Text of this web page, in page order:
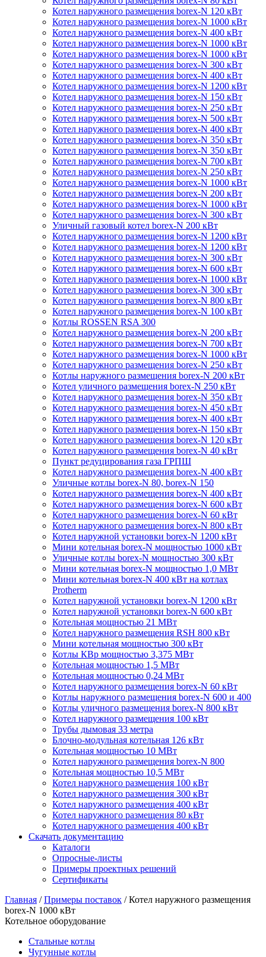
Котел наружного размещения borex-N 120 кВт
Котел наружного размещения borex-N 1000 кВт
Котел наружного размещения borex-N 400 кВт
Котел наружного размещения borex-N 1000 кВт
Котел наружного размещения borex-N 1000 кВт
Котел наружного размещения borex-N 300 кВт
Котел наружного размещения borex-N 400 кВт
Котел наружного размещения borex-N 1200 кВт
Котел наружного размещения borex-N 150 кВт
Котел наружного размещения borex-N 250 кВт
Котел наружного размещения borex-N 500 кВт
Котел наружного размещения borex-N 400 кВт
Котел наружного размещения borex-N 350 кВт
Котел наружного размещения borex-N 350 кВт
Котел наружного размещения borex-N 700 кВт
Котел наружного размещения borex-N 250 кВт
Котел наружного размещения borex-N 1000 кВт
Котел наружного размещения borex-N 200 кВт
Котел наружного размещения borex-N 1000 кВт
Котел наружного размещения borex-N 300 кВт
Уличный газовый котел borex-N 200 кВт
Котел наружного размещения borex-N 1200 кВт
Котел наружного размещения borex-N 1200 кВт
Котел наружного размещения borex-N 300 кВт
Котел наружного размещения borex-N 600 кВт
Котел наружного размещения borex-N 1000 кВт
Котел наружного размещения borex-N 300 кВт
Котел наружного размещения borex-N 800 кВт
Котел наружного размещения borex-N 100 кВт
Котлы ROSSEN RSA 300
Котел наружного размещения borex-N 200 кВт
Котел наружного размещения borex-N 700 кВт
Котел наружного размещения borex-N 1000 кВт
Котел наружного размещения borex-N 250 кВт
Котлы наружного размещения borex-N 200 кВт
Котел уличного размещения borex-N 250 кВт
Котел наружного размещения borex-N 350 кВт
Котел наружного размещения borex-N 450 кВт
Котел наружного размещения borex-N 400 кВт
Котел наружного размещения borex-N 150 кВт
Котел наружного размещения borex-N 120 кВт
Котел наружного размещения borex-N 40 кВт
Пункт редуцирования газа ГРПШ
Котел наружного размещения borex-N 400 кВт
Уличные котлы borex-N 80, borex-N 150
Котел наружного размещения borex-N 400 кВт
Котел наружного размещения borex-N 600 кВт
Котел наружного размещения borex-N 60 кВт
Котел наружного размещения borex-N 800 кВт
Котел наружной установки borex-N 1200 кВт
Мини котельная borex-N мощностью 1000 кВт
Уличные котлы borex-N мощностью 300 кВт
Мини котельная borex-N мощностью 1,0 МВт
Мини котельная borex-N 400 кВт на котлах
Protherm
Котел наружной установки borex-N 1200 кВт
Котел наружной установки borex-N 600 кВт
Котельная мощностью 21 МВт
Котел наружного размещения RSH 800 кВт
Мини котельная мощностью 300 кВт
Котлы КВр мощностью 3,375 МВт
Котельная мощностью 1,5 МВт
Котельная мощностью 0,24 МВт
Котел наружного размещения borex-N 60 кВт
Котлы наружного размещения borex-N 600 и 400
Котлы уличного размещения borex-N 800 кВт
Котел наружного размещения 100 кВт
Трубы дымовая 33 метра
Блочно-модульная котельная 126 кВт
Котельная мощностью 10 МВт
Котел наружного размещения borex-N 800
Котельная мощностью 10,5 МВт
Котел наружного размещения 100 кВт
Котел наружного размещения 300 кВт
Котел наружного размещения 400 кВт
Котел наружного размещения 80 кВт
Котел наружного размещения 400 кВт
Скачать документацию
Каталоги
Опросные-листы
Примеры проектных решений
Сертификаты
Главная /Примеры поставок /Котел наружного размещения
borex-N 1000 кВт
Котельное оборудование
Стальные котлы
Чугунные котлы